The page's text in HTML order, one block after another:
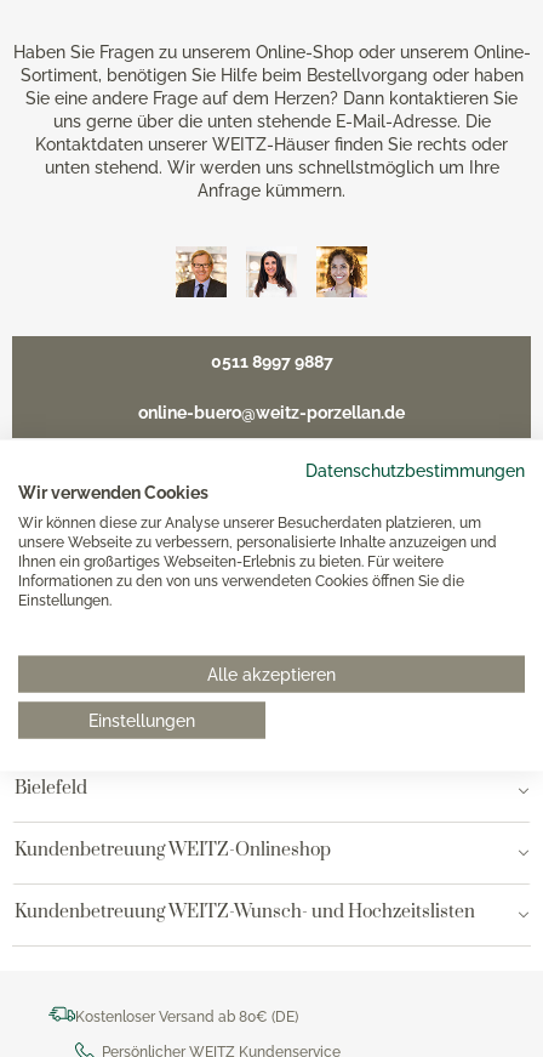
Datenschutzbestimmungen
Wir verwenden Cookies
Wir können diese zur Analyse unserer Besucherdaten platzieren, um
unsere Webseite zu verbessern, personalisierte Inhalte anzuzeigen und
Ihnen ein großartiges Webseiten-Erlebnis zu bieten. Für weitere
Informationen zu den von uns verwendeten Cookies öffnen Sie die
Einstellungen.
Alle akzeptieren
Einstellungen
Haben Sie Fragen zu unserem Online-Shop oder unserem Online-
Sortiment, benötigen Sie Hilfe beim Bestellvorgang oder haben
Sie eine andere Frage auf dem Herzen? Dann kontaktieren Sie
uns gerne über die unten stehende E-Mail-Adresse. Die
Kontaktdaten unserer WEITZ-Häuser finden Sie rechts oder
unten stehend. Wir werden uns schnellstmöglich um Ihre
Anfrage kümmern.
0511 8997 9887
online-buero@weitz-porzellan.de
Unsere Häuser
Hannover
Hamburg am Neuen Wall
Hamburg AEZ
Bielefeld
Kundenbetreuung WEITZ-Onlineshop
Kundenbetreuung WEITZ-Wunsch- und Hochzeitslisten
Kostenloser Versand ab 80€ (DE)
Persönlicher WEITZ Kundenservice